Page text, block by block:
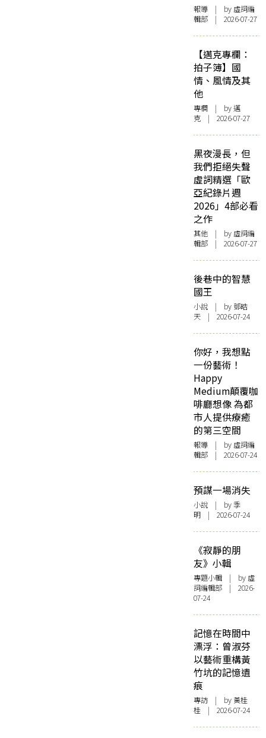
報導 | by 虛詞編
輯部 | 2026-07-27
【邁克專欄：
拍子簿】國
情、風情及其
他
專欄 | by邁
克 | 2026-07-27
黑夜漫長，但
我們拒絕失聲
虛詞精選「歐
亞紀錄片週
2026」4部必看
之作
其他 | by 虛詞編
輯部 | 2026-07-27
後巷中的智慧
國王
小說 | by 鄧皓
天 | 2026-07-24
你好，我想點
一份藝術！
Happy
Medium顛覆咖
啡廳想像 為都
市人提供療癒
的第三空間
報導 | by 虛詞編
輯部 | 2026-07-24
預謀一場消失
小說 | by 季
明 | 2026-07-24
《寂靜的朋
友》小輯
專題小輯 | by 虛
詞編輯部 | 2026-
07-24
記憶在時間中
漂浮：曾淑芬
以藝術重構黃
竹坑的記憶遺
痕
專訪 | by 黃桂
桂 | 2026-07-24